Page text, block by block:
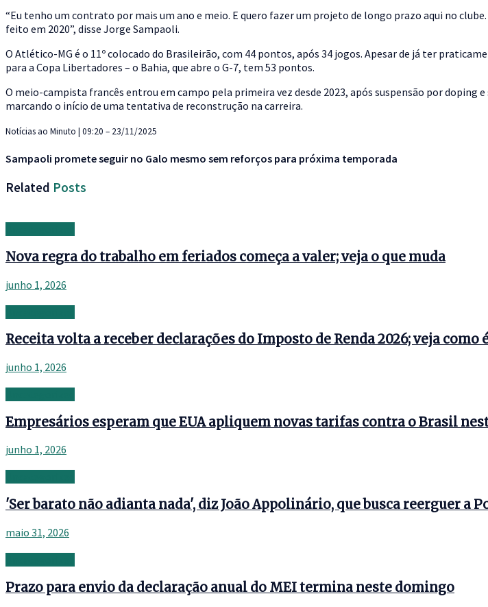
“Eu tenho um contrato por mais um ano e meio. E quero fazer um projeto de longo prazo aqui no
feito em 2020”, disse Jorge Sampaoli.
O Atlético-MG é o 11º colocado do Brasileirão, com 44 pontos, após 34 jogos. Apesar de já ter
para a Copa Libertadores – o Bahia, que abre o G-7, tem 53 pontos.
O meio-campista francês entrou em campo pela primeira vez desde 2023, após suspensão por doping
marcando o início de uma tentativa de reconstrução na carreira.
Notícias ao Minuto | 09:20 – 23/11/2025
Sampaoli promete seguir no Galo mesmo sem reforços para próxima temporada
Related Posts
Nova regra do trabalho em feriados começa a valer; veja o que muda
junho 1, 2026
Receita volta a receber declarações do Imposto de Renda 2026; veja como
junho 1, 2026
Empresários esperam que EUA apliquem novas tarifas contra o Brasil
junho 1, 2026
'Ser barato não adianta nada', diz João Appolinário, que busca reerguer a
maio 31, 2026
Prazo para envio da declaração anual do MEI termina neste domingo